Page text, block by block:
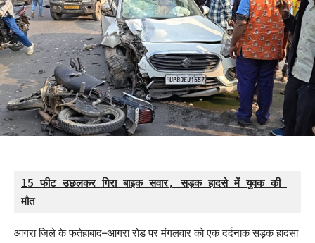
15 फीट उछलकर गिरा बाइक सवार, सड़क हादसे में युवक की
मौत
आगरा जिले के फतेहाबाद–आगरा रोड पर मंगलवार को एक दर्दनाक सड़क हादसा